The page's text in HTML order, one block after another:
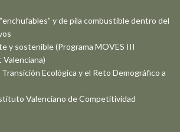
y de pila combustible dentro del
y sostenible (Programa MOVES III
Ecológica y el Reto Demográfico a
Valenciano de Competitividad